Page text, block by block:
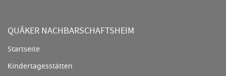
QUÄKER NACHBARSCHAFTSHEIM
Startseite
Kindertagesstätten